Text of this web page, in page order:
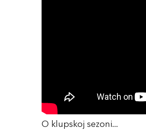
O klupskoj sezoni...